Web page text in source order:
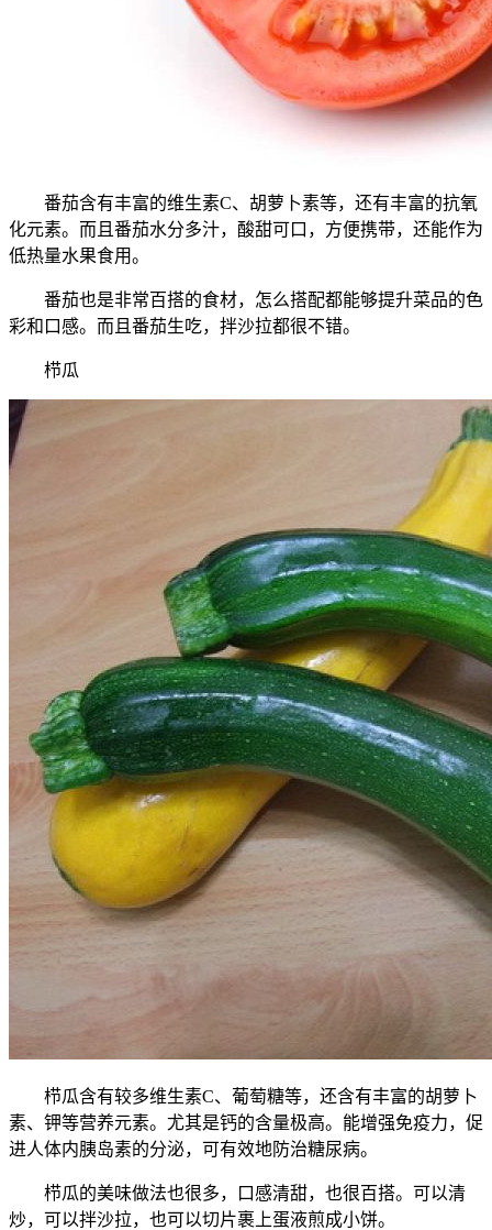
番茄含有丰富的维生素C、胡萝卜素等，还有丰富的抗氧
化元素。而且番茄水分多汁，酸甜可口，方便携带，还能作为
低热量水果食用。
番茄也是非常百搭的食材，怎么搭配都能够提升菜品的色
彩和口感。而且番茄生吃，拌沙拉都很不错。
栉瓜
栉瓜含有较多维生素C、葡萄糖等，还含有丰富的胡萝卜
素、钾等营养元素。尤其是钙的含量极高。能增强免疫力，促
进人体内胰岛素的分泌，可有效地防治糖尿病。
栉瓜的美味做法也很多，口感清甜，也很百搭。可以清
炒，可以拌沙拉，也可以切片裹上蛋液煎成小饼。